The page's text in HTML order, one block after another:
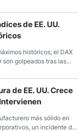
desde Estados
de EE. UU.
históricos; el DAX
son golpeados tras las
de los $80 con nuevas
estabilizarse frente al
tasas caen en EE. UU.
de EE. UU. Crece
más sólido en
un incidente de